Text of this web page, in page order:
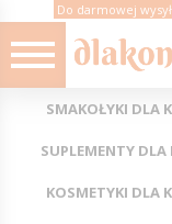
Do darmowej
SMAKOŁYKI DLA
SUPLEMENTY DLA
KOSMETYKI DLA